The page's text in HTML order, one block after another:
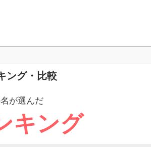
ング・比較
名が選んだ
キング